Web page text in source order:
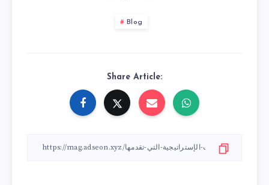
Blog
Share Article: